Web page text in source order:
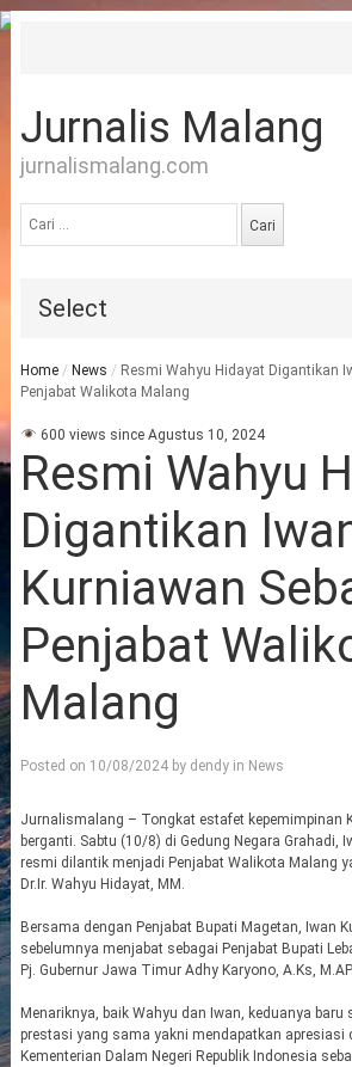
Jurnalis Malang
jurnalismalang.com
untuk:
Select
Home / News / Resmi Wahyu Hidayat Digantikan
Penjabat Walikota Malang
600 views since Agustus 10, 2024
Resmi Wahyu
Digantikan
Kurniawan
Penjabat
Malang
Posted on 10/08/2024by dendyin News
Jurnalismalang – Tongkat estafet kepemimpinan
berganti. Sabtu (10/8) di Gedung Negara Grahadi,
resmi dilantik menjadi Penjabat Walikota Malang
Dr.Ir. Wahyu Hidayat, MM.
Bersama dengan Penjabat Bupati Magetan, Iwan
sebelumnya menjabat sebagai Penjabat Bupati
Pj. Gubernur Jawa Timur Adhy Karyono, A.Ks, M.AP.
Menariknya, baik Wahyu dan Iwan, keduanya
prestasi yang sama yakni mendapatkan apresiasi
Kementerian Dalam Negeri Republik Indonesia